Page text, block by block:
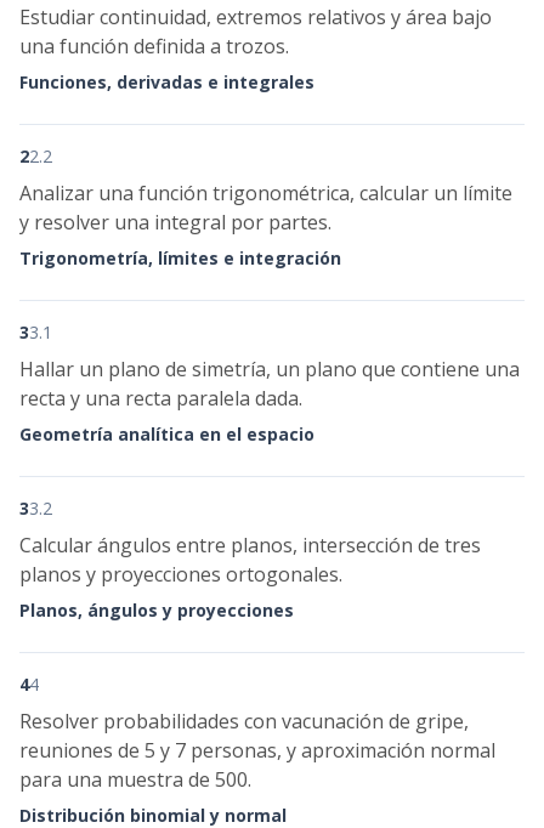
Estudiar continuidad, extremos relativos y área bajo
una función definida a trozos.
Funciones, derivadas e integrales
22.2
Analizar una función trigonométrica, calcular un límite
y resolver una integral por partes.
Trigonometría, límites e integración
33.1
Hallar un plano de simetría, un plano que contiene una
recta y una recta paralela dada.
Geometría analítica en el espacio
33.2
Calcular ángulos entre planos, intersección de tres
planos y proyecciones ortogonales.
Planos, ángulos y proyecciones
44
Resolver probabilidades con vacunación de gripe,
reuniones de 5 y 7 personas, y aproximación normal
para una muestra de 500.
Distribución binomial y normal